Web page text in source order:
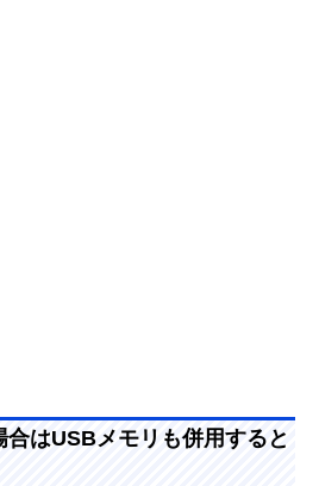
はUSBメモリも併用すると